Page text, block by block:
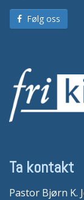
Følg oss
Ta kontakt
Pastor Bjørn K.